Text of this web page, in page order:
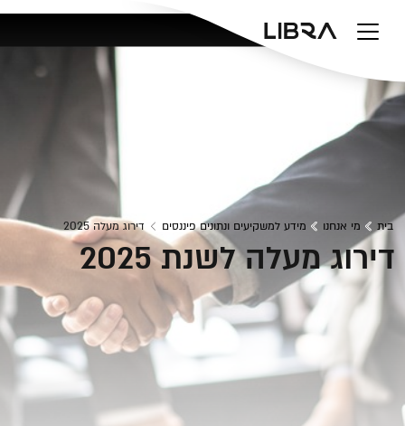
בית מי אנחנו מידע למשקיעים ונתונים פיננסים דירוג מעלה 2025
דירוג מעלה לשנת 2025